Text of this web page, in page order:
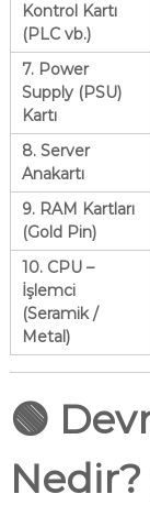
Kontrol Kartı
(PLC vb.)
7. Power
Supply (PSU)
Kartı
8. Server
Anakartı
9. RAM Kartları
(Gold Pin)
10. CPU –
İşlemci
(Seramik /
Metal)
🟢
Nedir?